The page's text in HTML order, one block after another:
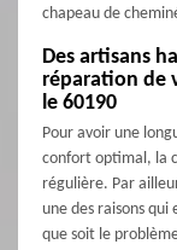
chapeau de
Des artisans
réparation de
le 60190
Pour avoir une
confort optimal, la
régulière. Par
une des raisons
que soit le